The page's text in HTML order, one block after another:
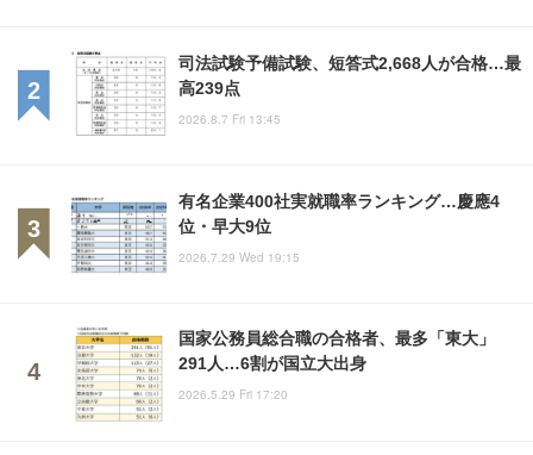
司法試験予備試験、短答式2,668人が合格…最
高239点
2026.8.7 Fri 13:45
有名企業400社実就職率ランキング…慶應4
位・早大9位
2026.7.29 Wed 19:15
国家公務員総合職の合格者、最多「東大」
291人…6割が国立大出身
2026.5.29 Fri 17:20